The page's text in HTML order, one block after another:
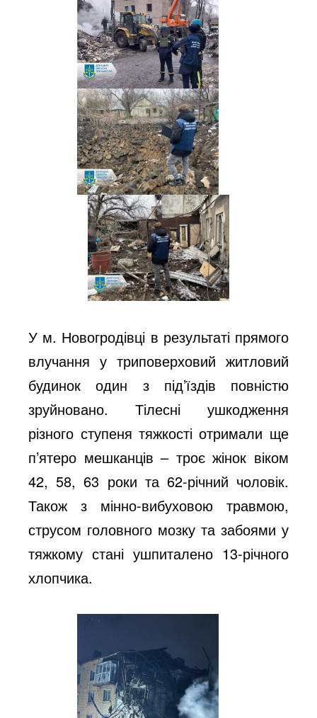
У м. Новогродівці в результаті прямого
влучання у триповерховий житловий
будинок один з під’їздів повністю
зруйновано. Тілесні ушкодження
різного ступеня тяжкості отримали ще
п’ятеро мешканців – троє жінок віком
42, 58, 63 роки та 62-річний чоловік.
Також з мінно-вибуховою травмою,
струсом головного мозку та забоями у
тяжкому стані ушпиталено 13-річного
хлопчика.